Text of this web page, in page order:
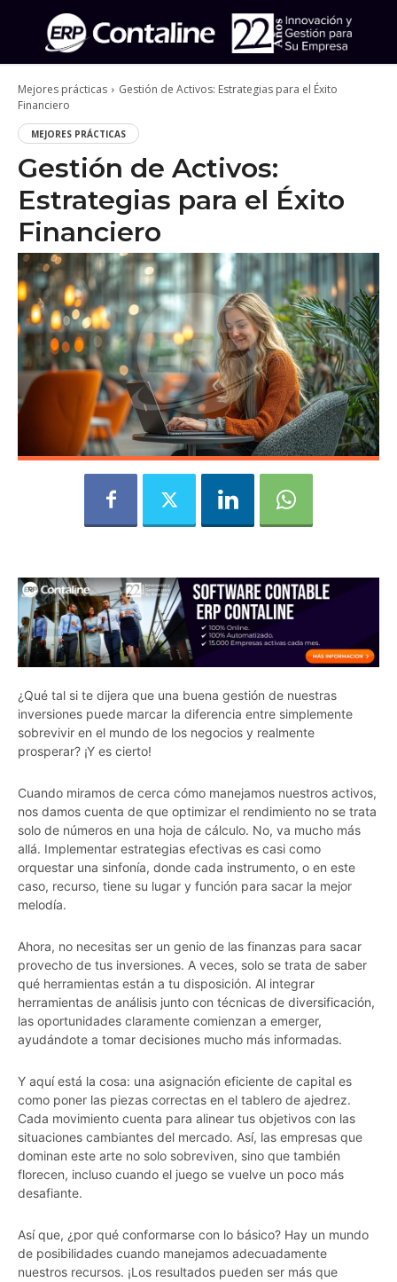
Mejores prácticas
Gestión de Activos: Estrategias para el Éxito
Financiero
MEJORES PRÁCTICAS
Gestión de Activos:
Estrategias para el Éxito
Financiero
¿Qué tal si te dijera que una buena gestión de nuestras
inversiones puede marcar la diferencia entre simplemente
sobrevivir en el mundo de los negocios y realmente
prosperar? ¡Y es cierto!
Cuando miramos de cerca cómo manejamos nuestros activos,
nos damos cuenta de que optimizar el rendimiento no se trata
solo de números en una hoja de cálculo. No, va mucho más
allá. Implementar estrategias efectivas es casi como
orquestar una sinfonía, donde cada instrumento, o en este
caso, recurso, tiene su lugar y función para sacar la mejor
melodía.
Ahora, no necesitas ser un genio de las finanzas para sacar
provecho de tus inversiones. A veces, solo se trata de saber
qué herramientas están a tu disposición. Al integrar
herramientas de análisis junto con técnicas de diversificación,
las oportunidades claramente comienzan a emerger,
ayudándote a tomar decisiones mucho más informadas.
Y aquí está la cosa: una asignación eficiente de capital es
como poner las piezas correctas en el tablero de ajedrez.
Cada movimiento cuenta para alinear tus objetivos con las
situaciones cambiantes del mercado. Así, las empresas que
dominan este arte no solo sobreviven, sino que también
florecen, incluso cuando el juego se vuelve un poco más
desafiante.
Así que, ¿por qué conformarse con lo básico? Hay un mundo
de posibilidades cuando manejamos adecuadamente
nuestros recursos. ¡Los resultados pueden ser más que